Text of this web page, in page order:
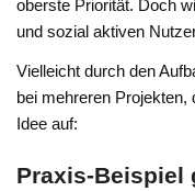
oberste Priorität. Doch
und sozial aktiven
Vielleicht durch den
bei mehreren Projekten,
Idee auf:
Praxis-Beispiel